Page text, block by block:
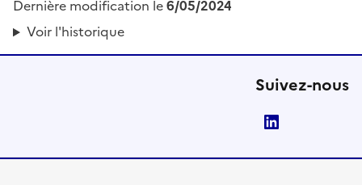
Dernière modification le6/05/2024
Voir l'historique
Suivez-nous